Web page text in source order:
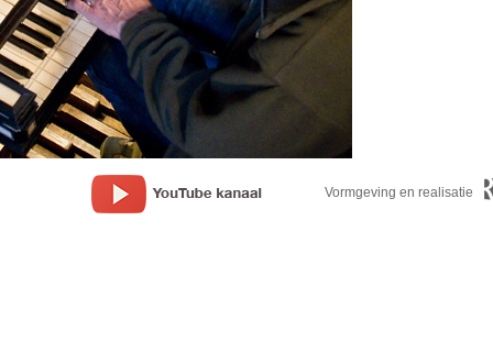
Vormgeving en realisatie